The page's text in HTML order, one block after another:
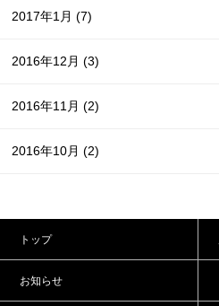
2017年1月(7)
2016年12月(3)
2016年11月(2)
2016年10月(2)
トップ
お知らせ